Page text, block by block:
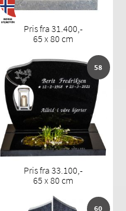
Pris fra 31.400,-
65 x 80 cm
58
Pris fra 33.100,-
65 x 80 cm
60